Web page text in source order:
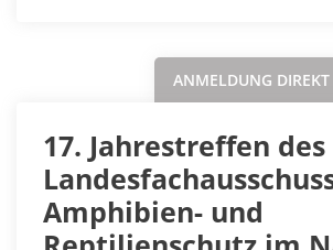
ANMELDUNG
17. Jahrestreffen des
Amphibien- und